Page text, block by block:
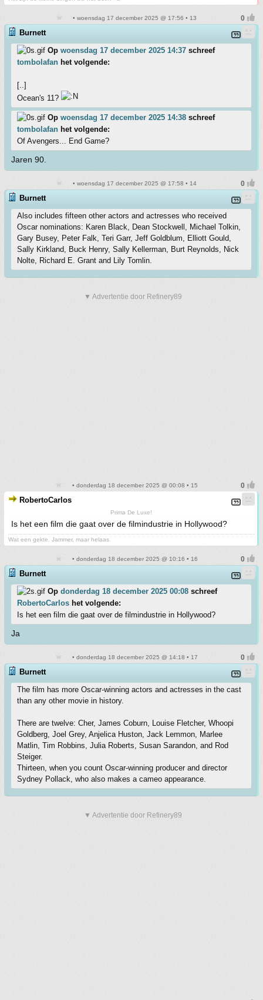
• woensdag 17 december 2025 @ 17:56 • 13
Burnett
Op woensdag 17 december 2025 14:37 schreef
tombolafan het volgende:
[..]
Ocean's 11?
Op woensdag 17 december 2025 14:38 schreef
tombolafan het volgende:
Of Avengers... End Game?
Jaren 90.
• woensdag 17 december 2025 @ 17:58 • 14
Burnett
Also includes fifteen other actors and actresses who received
Oscar nominations: Karen Black, Dean Stockwell, Michael Tolkin,
Gary Busey, Peter Falk, Teri Garr, Jeff Goldblum, Elliott Gould,
Sally Kirkland, Buck Henry, Sally Kellerman, Burt Reynolds, Nick
Nolte, Richard E. Grant and Lily Tomlin.
▼ Advertentie door Refinery89
• donderdag 18 december 2025 @ 00:08 • 15
RobertoCarlos
Prima De Luxe!
Is het een film die gaat over de filmindustrie in Hollywood?
Wat een gekte. Jammer, maar helaas.
• donderdag 18 december 2025 @ 10:16 • 16
Burnett
Op donderdag 18 december 2025 00:08 schreef
RobertoCarlos het volgende:
Is het een film die gaat over de filmindustrie in Hollywood?
Ja
• donderdag 18 december 2025 @ 14:18 • 17
Burnett
The film has more Oscar-winning actors and actresses in the cast
than any other movie in history.
There are twelve: Cher, James Coburn, Louise Fletcher, Whoopi
Goldberg, Joel Grey, Anjelica Huston, Jack Lemmon, Marlee
Matlin, Tim Robbins, Julia Roberts, Susan Sarandon, and Rod
Steiger.
Thirteen, when you count Oscar-winning producer and director
Sydney Pollack, who also makes a cameo appearance.
▼ Advertentie door Refinery89